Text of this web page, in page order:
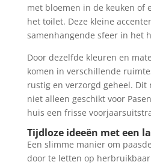
met bloemen in de keuken of
het toilet. Deze kleine
samenhangende sfeer in het
Door dezelfde kleuren en
komen in verschillende
rustig en verzorgd geheel.
niet alleen geschikt voor
huis een frisse
Tijdloze ideeën met een
Een slimme manier om
door te letten op